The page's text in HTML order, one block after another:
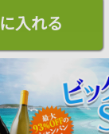
入れる